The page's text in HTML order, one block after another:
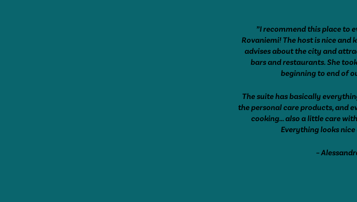
”I recommend this place to
Rovaniemi! The host is nice and
advises about the city and
bars and restaurants. She
beginning to end of
The suite has basically
the personal care products, and
cooking… also a little care
Everything looks nice
–